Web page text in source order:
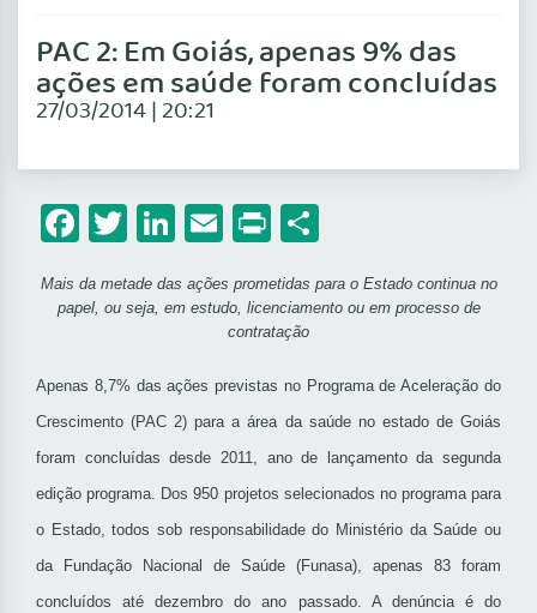
PAC 2: Em Goiás, apenas 9% das
ações em saúde foram concluídas
27/03/2014 | 20:21
Facebook
Twitter
LinkedIn
Email
Print
Mais da metade das ações prometidas para o Estado continua no
papel, ou seja, em estudo, licenciamento ou em processo de
contratação
Apenas 8,7% das ações previstas no Programa de Aceleração do
Crescimento (PAC 2) para a área da saúde no estado de Goiás
foram concluídas desde 2011, ano de lançamento da segunda
edição programa. Dos 950 projetos selecionados no programa para
o Estado, todos sob responsabilidade do Ministério da Saúde ou
da Fundação Nacional de Saúde (Funasa), apenas 83 foram
concluídos até dezembro do ano passado. A denúncia é do